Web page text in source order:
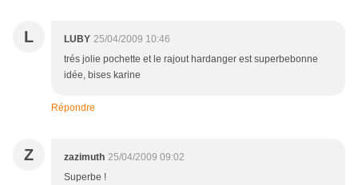
L LUBY 25/04/2009 10:46
trés jolie pochette et le rajout hardanger est superbebonne
idée, bises karine
Répondre
Z zazimuth 25/04/2009 09:02
Superbe !